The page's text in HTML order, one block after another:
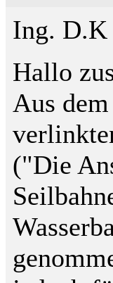
Ing. D.K
Hallo
Aus
("Die